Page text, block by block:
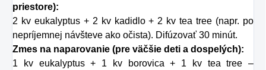
priestore):
2 kv eukalyptus + 2 kv kadidlo + 2 kv tea tree (napr. po
nepríjemnej návšteve ako očista). Difúzovať 30 minút.
Zmes na naparovanie (pre väčšie deti a dospelých):
1 kv eukalyptus + 1 kv borovica + 1 kv tea tree –